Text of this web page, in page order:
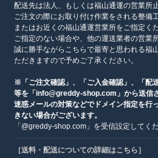
配送先は法人、もしくは福山通運の営業所
ご注文の際にお取り付け作業をされる整備
またはお近くの福山通運営業所をご指定くだ
ご指定のない場合や、他の運送業者の営業
誠に勝手ながらこちらで最寄と思われる福
ただきますので予めご了承ください。
※「ご注文確認」、「ご入金確認」、「配
等を「info@greddy-shop.com」から送信
迷惑メールの対策などでドメイン指定を行
きない場合がございます。
「@greddy-shop.com」を受信設定してくだ
［送料・配送についての詳細はこちら］